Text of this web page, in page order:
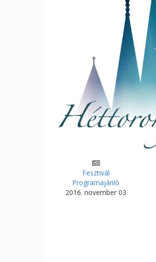
Fesztivál
Programajánló
2016. november 03